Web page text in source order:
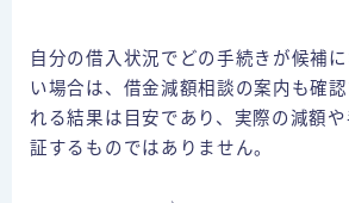
自分の借入状況でどの手続きが候補
い場合は、借金減額相談の案内も確
れる結果は目安であり、実際の減額
証するものではありません。